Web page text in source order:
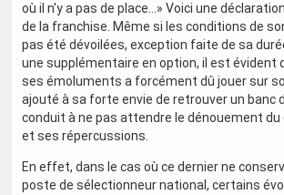
où il n'y a pas de place…» Voici une
de la franchise. Même si les conditions de
pas été dévoilées, exception faite de sa
une supplémentaire en option, il est évident
ses émoluments a forcément dû jouer sur
ajouté à sa forte envie de retrouver un banc
conduit à ne pas attendre le dénouement du
et ses répercussions.
En effet, dans le cas où ce dernier ne
poste de sélectionneur national, certains